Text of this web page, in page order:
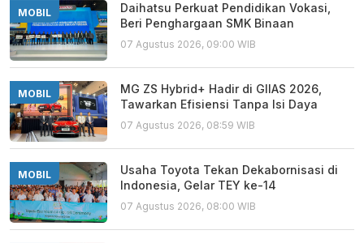
MOBIL
Daihatsu Perkuat Pendidikan Vokasi,
Beri Penghargaan SMK Binaan
07 Agustus 2026, 09:00 WIB
MOBIL
MG ZS Hybrid+ Hadir di GIIAS 2026,
Tawarkan Efisiensi Tanpa Isi Daya
07 Agustus 2026, 08:59 WIB
MOBIL
Usaha Toyota Tekan Dekabornisasi di
Indonesia, Gelar TEY ke-14
07 Agustus 2026, 08:00 WIB